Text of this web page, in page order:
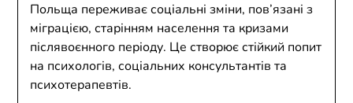
Польща переживає соціальні зміни, пов’язані з
міграцією, старінням населення та кризами
післявоєнного періоду. Це створює стійкий попит
на психологів, соціальних консультантів та
психотерапевтів.